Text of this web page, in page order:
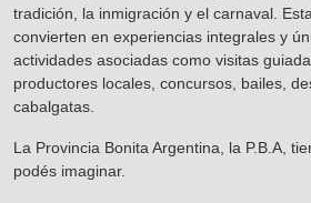
tradición, la inmigración y el carnaval.
convierten en experiencias integrales y
actividades asociadas como visitas
productores locales, concursos, bailes,
cabalgatas.
La Provincia Bonita Argentina, la P.B.A,
podés imaginar.